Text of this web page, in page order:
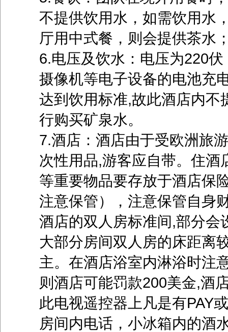
不提供饮用水，如需饮用水
厅用中式餐，则会提供茶水
6.电压及饮水：电压为220
摄像机等电子设备的电池充
达到饮用标准,故此酒店内不
行购买矿泉水。
7.酒店：酒店由于受欧洲旅
次性用品,游客应自带。住酒
等重要物品要存放于酒店保
注意保管），注意保管自身
酒店的双人房标准间,部分会
大部分房间双人房的床距离
主。在酒店浴室内淋浴时注
则酒店可能罚款200美金,酒
此电视遥控器上凡是有PAY
房间内电话，小冰箱内的酒